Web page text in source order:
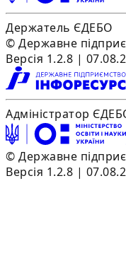
Держатель ЄДЕБО
© Державне
Версія 1.2.8 |
Адміністратор
© Державне
Версія 1.2.8 |